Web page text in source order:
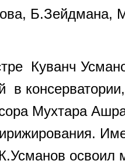
Б.Зейдмана,
Куванч
консерватории,
Мухтара
освоил